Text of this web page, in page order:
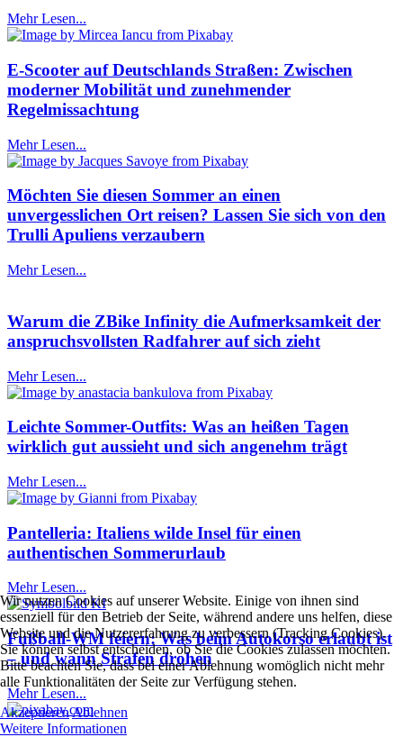
Mehr Lesen...
E-Scooter auf Deutschlands Straßen: Zwischen
moderner Mobilität und zunehmender
Regelmissachtung
Mehr Lesen...
Möchten Sie diesen Sommer an einen
unvergesslichen Ort reisen? Lassen Sie sich von den
Trulli Apuliens verzaubern
Mehr Lesen...
Warum die ZBike Infinity die Aufmerksamkeit der
anspruchsvollsten Radfahrer auf sich zieht
Mehr Lesen...
Leichte Sommer-Outfits: Was an heißen Tagen
wirklich gut aussieht und sich angenehm trägt
Mehr Lesen...
Pantelleria: Italiens wilde Insel für einen
authentischen Sommerurlaub
Mehr Lesen...
Fußball-WM feiern: Was beim Autokorso erlaubt ist
– und wann Strafen drohen
Mehr Lesen...
Wir nutzen Cookies auf unserer Website. Einige von ihnen sind
essenziell für den Betrieb der Seite, während andere uns helfen, diese
Website und die Nutzererfahrung zu verbessern (Tracking Cookies).
Sie können selbst entscheiden, ob Sie die Cookies zulassen möchten.
Bitte beachten Sie, dass bei einer Ablehnung womöglich nicht mehr
alle Funktionalitäten der Seite zur Verfügung stehen.
AkzeptierenAblehnen
Weitere Informationen